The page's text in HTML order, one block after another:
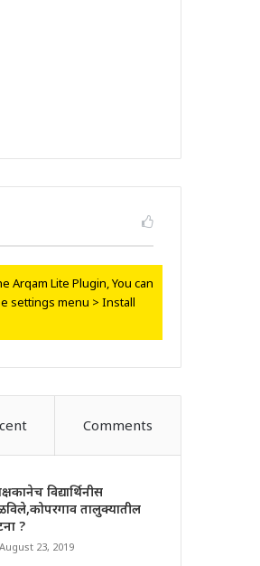
Arqam Lite Plugin, You can
settings menu > Install
Comments
विद्यार्थिनीस
तालुक्यातील
?
August 23, 2019